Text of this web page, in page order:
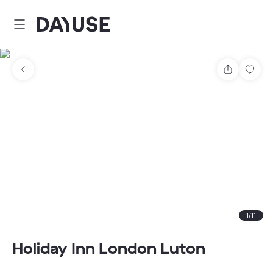
Dayuse
Teilen
1/11
Holiday Inn London Luton